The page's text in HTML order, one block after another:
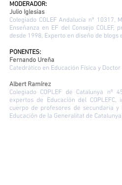
MODERADOR:
Julio Iglesias
Colegiado COLEF Andalucía nº
Enseñanza en EF del Consejo COLEF,
desde 1998, Experto en diseño de blogs
PONENTES:
Fernando Ureña
Catedrático en Educación Física y
Albert Ramírez
Colegiado COPLEF de Catalunya
expertos de Educación del
cuerpo de profesores de secundaria
Educación de la Generalitat de Catalunya.